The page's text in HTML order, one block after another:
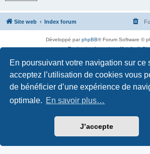
En poursuivant votre navigation sur ce
acceptez l’utilisation de cookies vous
de bénéficier d’une expérience de
optimale. En savoir plus…
J’accepte
Site web Index forum
Développé parphpBB® Forum Software ©
Traduction française officielle©